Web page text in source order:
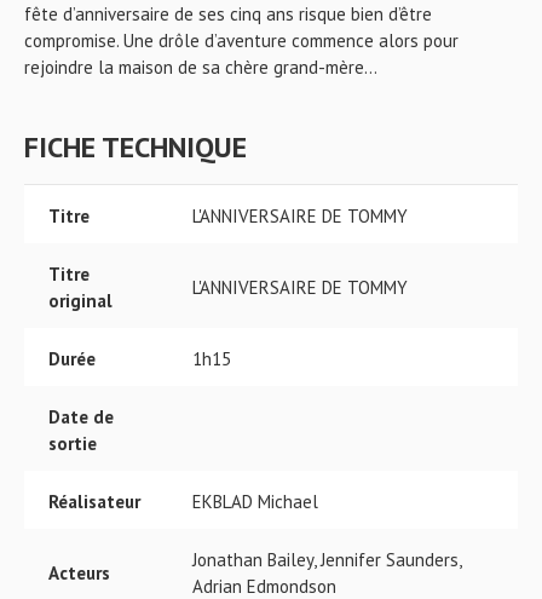
fête d’anniversaire de ses cinq ans risque bien d’être
compromise. Une drôle d’aventure commence alors pour
rejoindre la maison de sa chère grand-mère…
FICHE TECHNIQUE
Titre L'ANNIVERSAIRE DE TOMMY
Titre
original
L'ANNIVERSAIRE DE TOMMY
Durée 1h15
Date de
sortie
Réalisateur EKBLAD Michael
Acteurs
Jonathan Bailey, Jennifer Saunders,
Adrian Edmondson